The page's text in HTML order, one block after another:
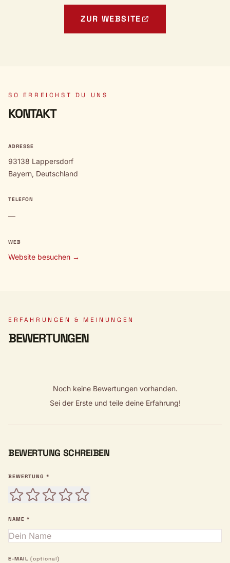
ZUR WEBSITE
SO ERREICHST DU UNS
KONTAKT
ADRESSE
93138 Lappersdorf
Bayern, Deutschland
TELEFON
—
WEB
Website besuchen →
ERFAHRUNGEN & MEINUNGEN
BEWERTUNGEN
Noch keine Bewertungen vorhanden.
Sei der Erste und teile deine Erfahrung!
BEWERTUNG SCHREIBEN
BEWERTUNG *
NAME *
E-MAIL (optional)